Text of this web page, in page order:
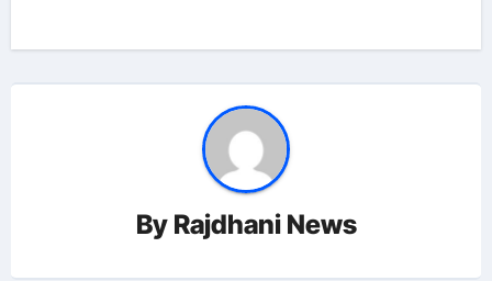
By Rajdhani News